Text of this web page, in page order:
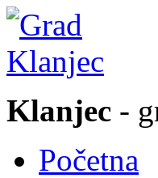
Klanjec -
Početna